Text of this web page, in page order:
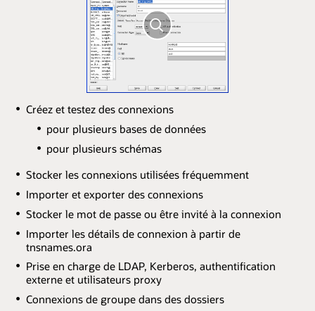
Créez et testez des connexions
pour plusieurs bases de données
pour plusieurs schémas
Stocker les connexions utilisées fréquemment
Importer et exporter des connexions
Stocker le mot de passe ou être invité à la connexion
Importer les détails de connexion à partir de
tnsnames.ora
Prise en charge de LDAP, Kerberos, authentification
externe et utilisateurs proxy
Connexions de groupe dans des dossiers